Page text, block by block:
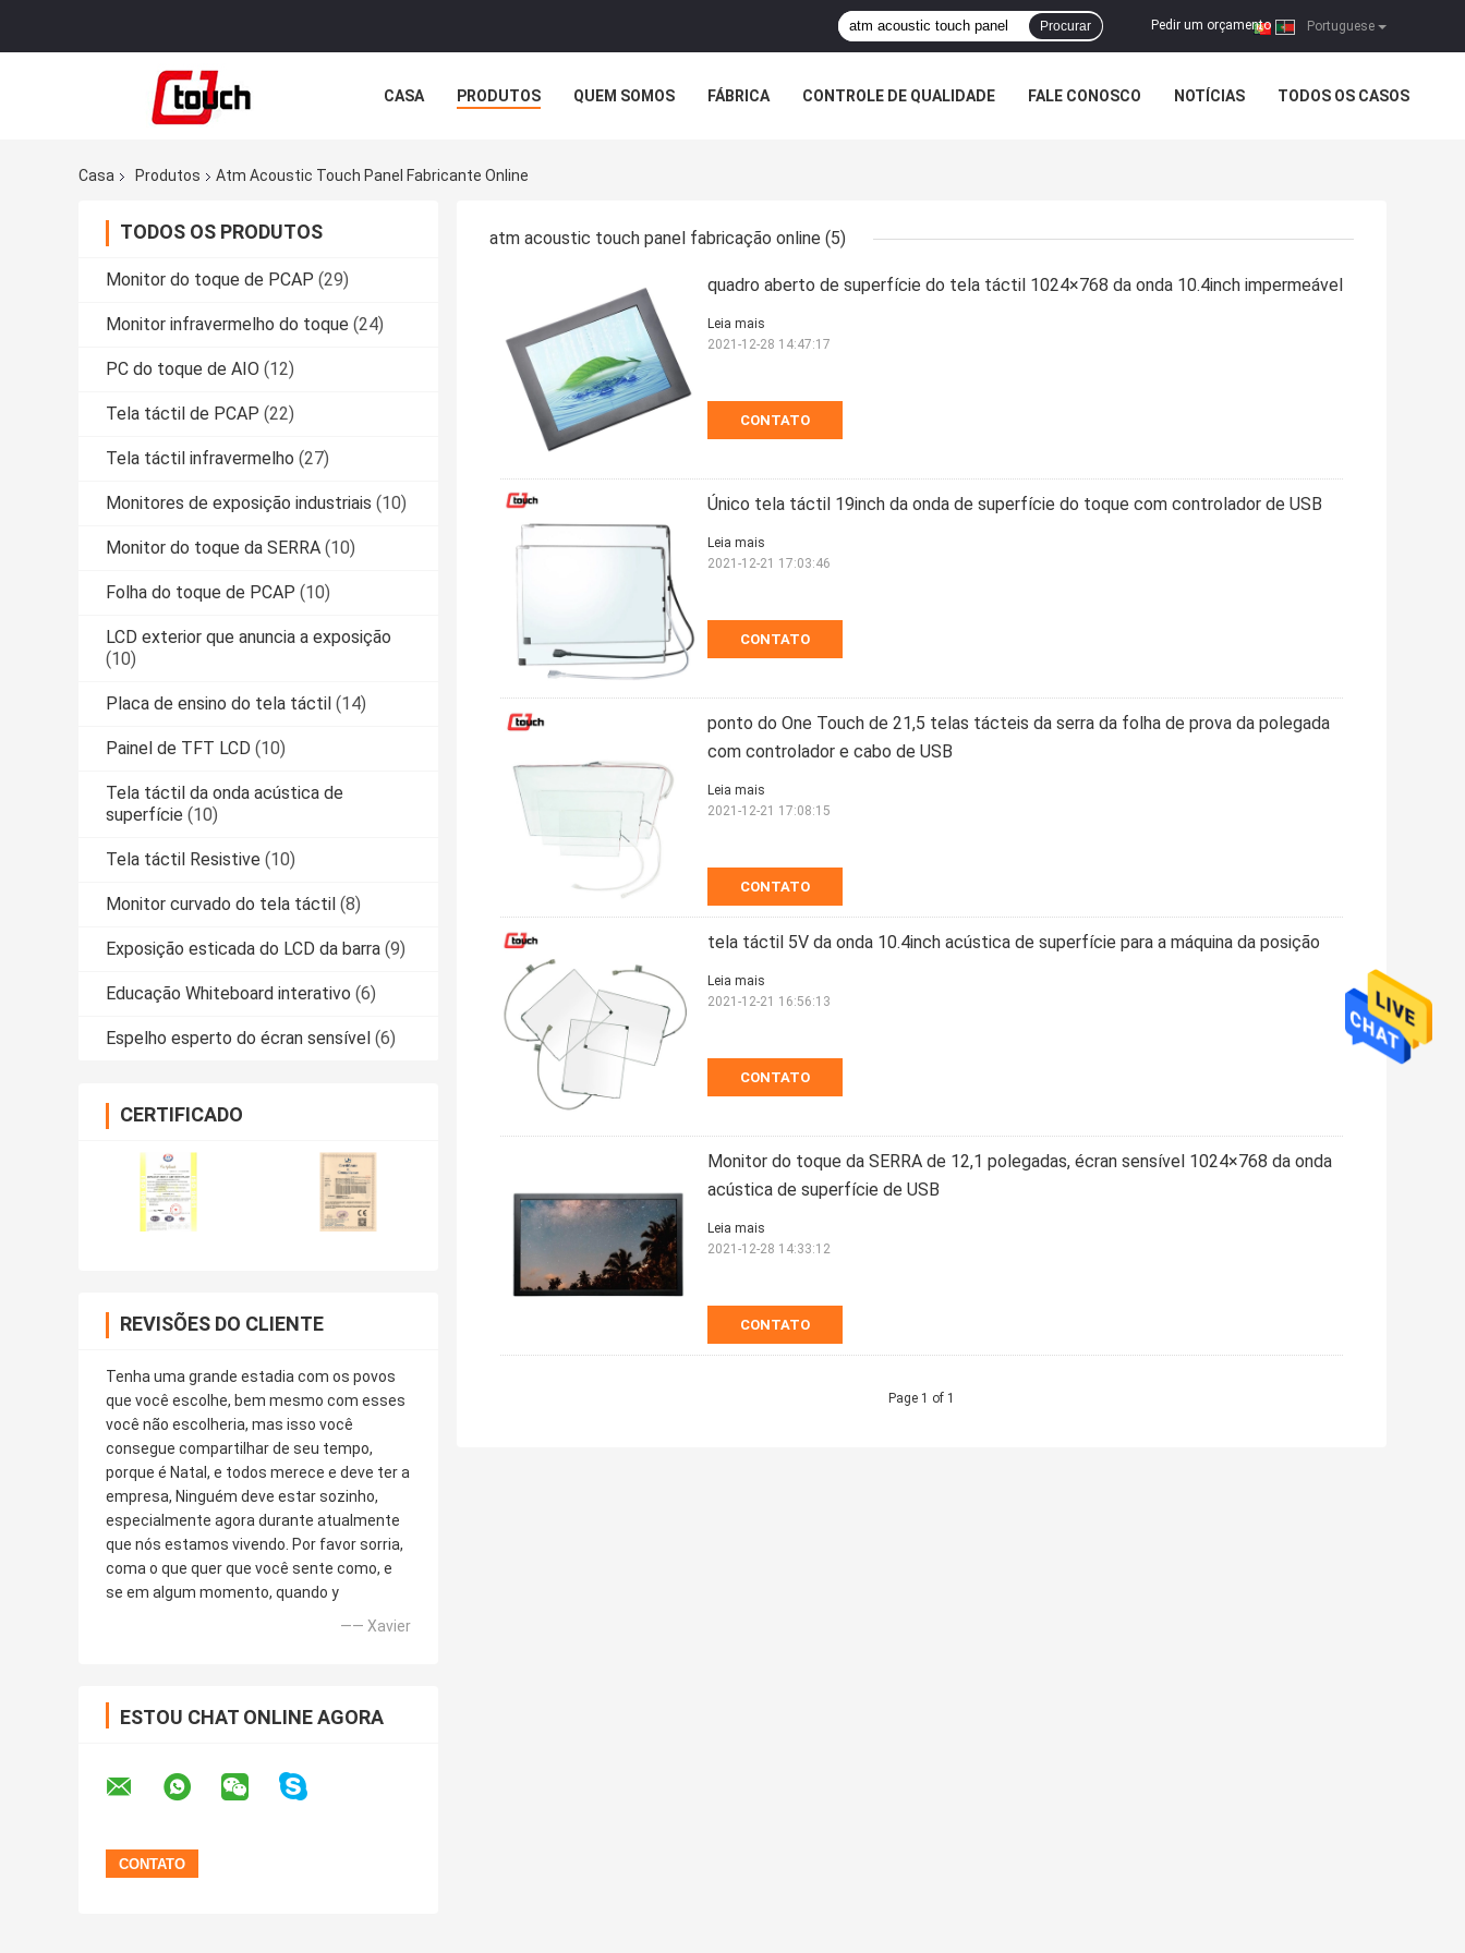
Portuguese
Pedir um orçamento |
Procurar
CASA PRODUTOS QUEM SOMOS FÁBRICA CONTROLE DE QUALIDADE FALE CONOSCO NOTÍCIAS TODOS OS CASOS
Casa Produtos Atm Acoustic Touch Panel Fabricante Online
TODOS OS PRODUTOS
Monitor do toque de PCAP (29)
Monitor infravermelho do toque (24)
PC do toque de AIO (12)
Tela táctil de PCAP (22)
Tela táctil infravermelho (27)
Monitores de exposição industriais (10)
Monitor do toque da SERRA (10)
Folha do toque de PCAP (10)
LCD exterior que anuncia a exposição
(10)
Placa de ensino do tela táctil (14)
Painel de TFT LCD (10)
Tela táctil da onda acústica de
superfície (10)
Tela táctil Resistive (10)
Monitor curvado do tela táctil (8)
Exposição esticada do LCD da barra (9)
Educação Whiteboard interativo (6)
Espelho esperto do écran sensível (6)
CERTIFICADO
REVISÕES DO CLIENTE
Tenha uma grande estadia com os povos
que você escolhe, bem mesmo com esses
você não escolheria, mas isso você
consegue compartilhar de seu tempo,
porque é Natal, e todos merece e deve ter a
empresa, Ninguém deve estar sozinho,
especialmente agora durante atualmente
que nós estamos vivendo. Por favor sorria,
coma o que quer que você sente como, e
se em algum momento, quando y
—— Xavier
ESTOU CHAT ONLINE AGORA
atm acoustic touch panel fabricação online (5)
quadro aberto de superfície do tela táctil 1024×768 da onda 10.4inch impermeável
CONTATO
Leia mais
2021-12-28 14:47:17
Único tela táctil 19inch da onda de superfície do toque com controlador de USB
CONTATO
Leia mais
2021-12-21 17:03:46
ponto do One Touch de 21,5 telas tácteis da serra da folha de prova da polegada
com controlador e cabo de USB
CONTATO
Leia mais
2021-12-21 17:08:15
tela táctil 5V da onda 10.4inch acústica de superfície para a máquina da posição
CONTATO
Leia mais
2021-12-21 16:56:13
Monitor do toque da SERRA de 12,1 polegadas, écran sensível 1024×768 da onda
acústica de superfície de USB
CONTATO
Leia mais
2021-12-28 14:33:12
Page 1 of 1